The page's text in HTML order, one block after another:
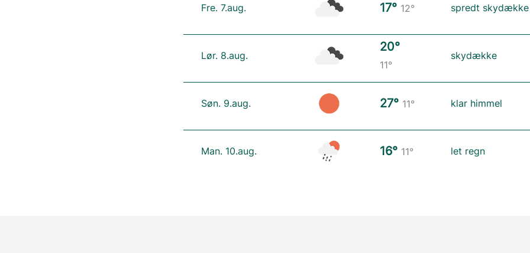
Fre. 7.aug. 17° 12° spredt skydække
Lør. 8.aug.
20°
11°
skydække
Søn. 9.aug. 27° 11° klar himmel
Man. 10.aug. 16° 11° let regn